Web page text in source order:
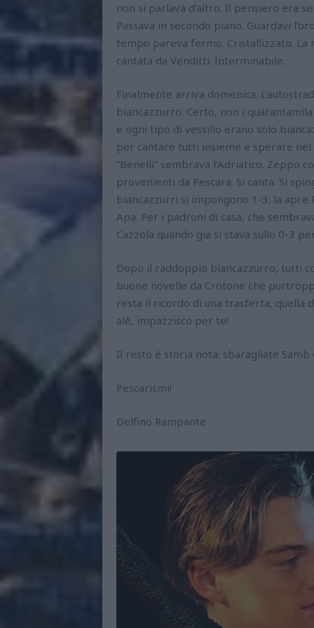
non si parlava d’altro. Il pensiero era
Passava in secondo piano. Guardavi
tempo pareva fermo. Cristallizzato.
cantata da Venditti. Interminabile.
Finalmente arriva domenica.
biancazzurro. Certo, non i
e ogni tipo di vessillo erano solo
per cantare tutti insieme e sperare nel
“Benelli” sembrava l’Adriatico. Zeppo
provenienti da Pescara. Si canta. Si
biancazzurri si impongono 1-3: la apre
Apa. Per i padroni di casa, che
Cazzola quando già si stava sullo 0-3
Dopo il raddoppio biancazzurro, tutti
buone novelle da Crotone che
resta il ricordo di una trasferta, quella
alè, impazzisco per te!
Il resto è storia nota: sbaragliate Samb
Pescarismi!
Delfino Rampante